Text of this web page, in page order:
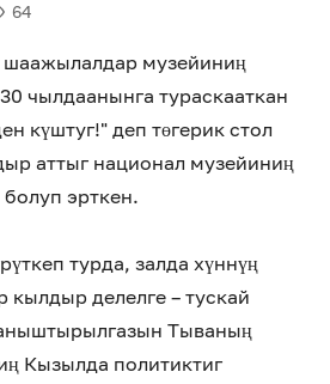
64
шаажылалдар музейиниң
чылдаанынга тураскааткан
күштуг!" деп төгерик стол
аттыг национал музейиниң
эрткен.
турда, залда хүннүң
делелге – тускай
Тываның
Кызылда политиктиг